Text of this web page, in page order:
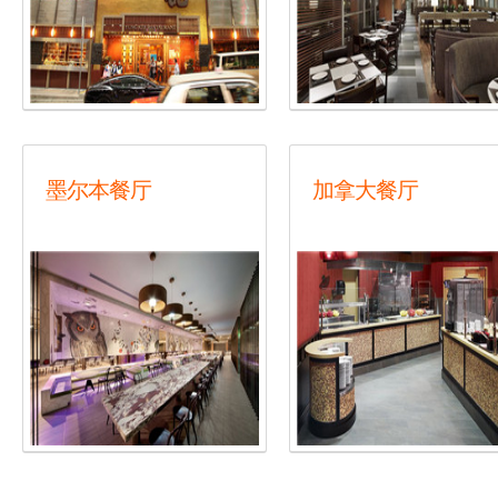
墨尔本餐厅 加拿大餐厅